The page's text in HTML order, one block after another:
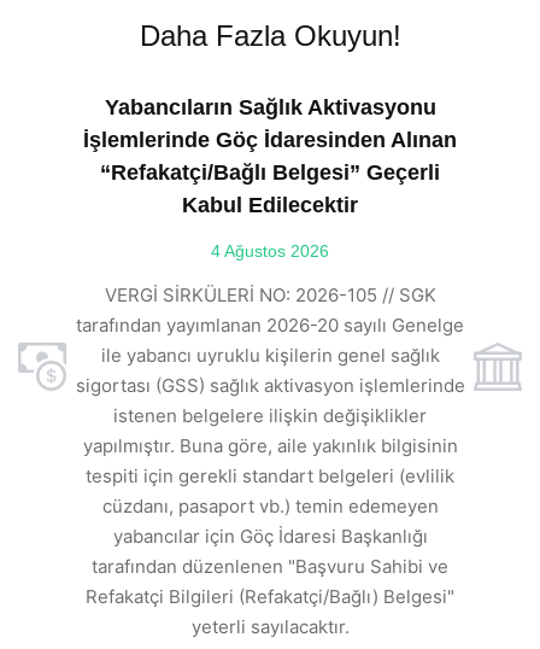
Daha Fazla Okuyun!
Yabancıların Sağlık Aktivasyonu
İşlemlerinde Göç İdaresinden Alınan
“Refakatçi/Bağlı Belgesi” Geçerli
Kabul Edilecektir
4 Ağustos 2026
VERGİ SİRKÜLERİ NO: 2026-105 // SGK
tarafından yayımlanan 2026-20 sayılı Genelge
ile yabancı uyruklu kişilerin genel sağlık
sigortası (GSS) sağlık aktivasyon işlemlerinde
istenen belgelere ilişkin değişiklikler
yapılmıştır. Buna göre, aile yakınlık bilgisinin
tespiti için gerekli standart belgeleri (evlilik
cüzdanı, pasaport vb.) temin edemeyen
yabancılar için Göç İdaresi Başkanlığı
tarafından düzenlenen "Başvuru Sahibi ve
Refakatçi Bilgileri (Refakatçi/Bağlı) Belgesi"
yeterli sayılacaktır.